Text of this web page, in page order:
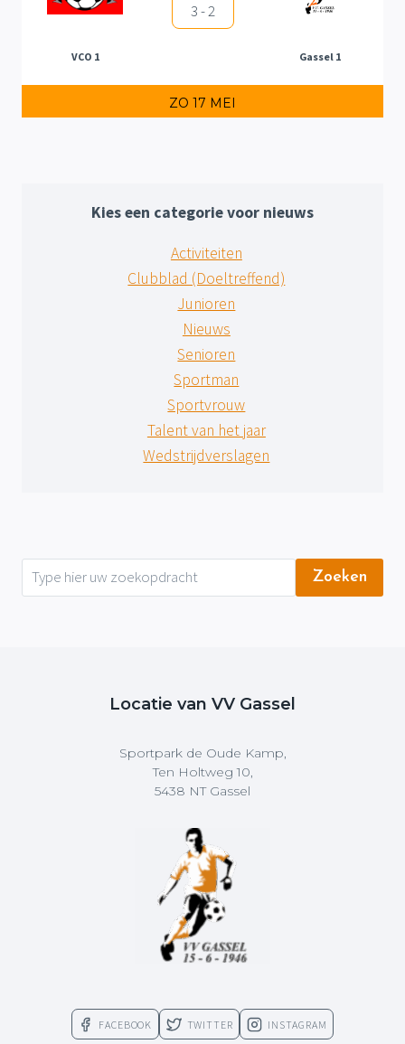
VCO 1
3 - 2
Gassel 1
ZO 17 MEI
Kies een categorie voor nieuws
Activiteiten
Clubblad (Doeltreffend)
Junioren
Nieuws
Senioren
Sportman
Sportvrouw
Talent van het jaar
Wedstrijdverslagen
Zoeken
Locatie van VV Gassel
Sportpark de Oude Kamp,
Ten Holtweg 10,
5438 NT Gassel
FACEBOOK TWITTER INSTAGRAM